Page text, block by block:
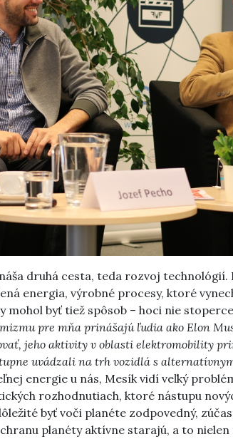
druhá cesta, teda rozvoj
energia, výrobné procesy, ktoré
mohol byť tiež spôsob – hoci nie
pre mňa prinášajú ľudia ako Elon
jeho aktivity v oblasti elektromobility
uvádzali na trh vozidlá s alternatívnym
energie u nás, Mesík vidí veľký
rozhodnutiach, ktoré nástupu
byť voči planéte zodpovedný,
planéty aktívne starajú, a to nielen